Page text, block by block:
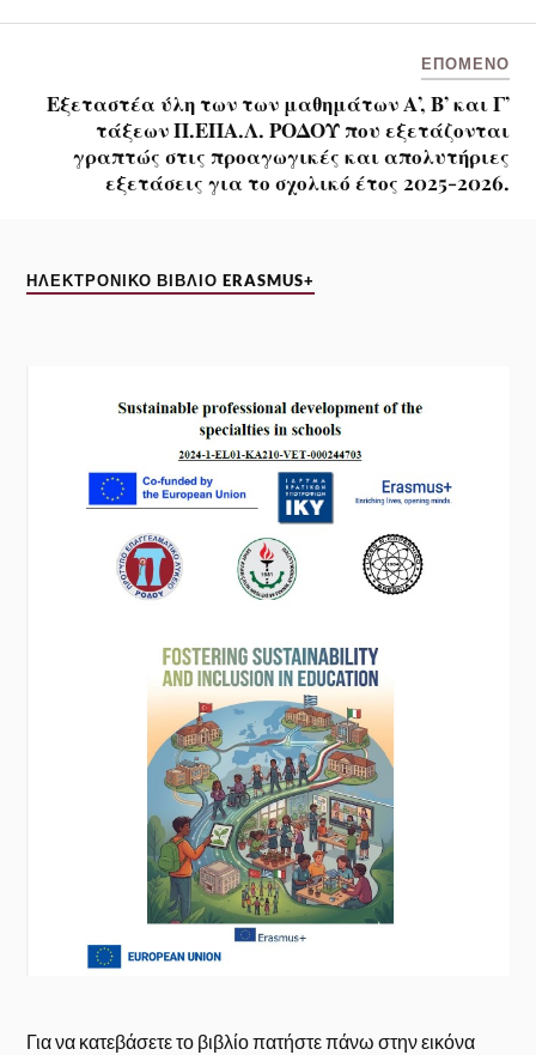
ΕΠΌΜΕΝΟ
Εξεταστέα ύλη των των μαθημάτων Α’, Β’ και Γ’
τάξεων Π.ΕΠΑ.Λ. ΡΟΔΟΥ που εξετάζονται
γραπτώς στις προαγωγικές και απολυτήριες
εξετάσεις για το σχολικό έτος 2025-2026.
ΗΛΕΚΤΡΟΝΙΚΌ ΒΙΒΛΊΟ ERASMUS+
Για να κατεβάσετε το βιβλίο πατήστε πάνω στην εικόνα